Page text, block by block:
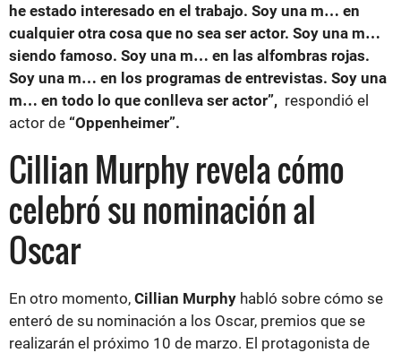
he estado interesado en el trabajo. Soy una m… en
cualquier otra cosa que no sea ser actor. Soy una m…
siendo famoso. Soy una m… en las alfombras rojas.
Soy una m… en los programas de entrevistas. Soy una
m… en todo lo que conlleva ser actor”, respondió el
actor de “Oppenheimer”.
Cillian Murphy revela cómo
celebró su nominación al
Oscar
En otro momento, Cillian Murphy habló sobre cómo se
enteró de su nominación a los Oscar, premios que se
realizarán el próximo 10 de marzo. El protagonista de